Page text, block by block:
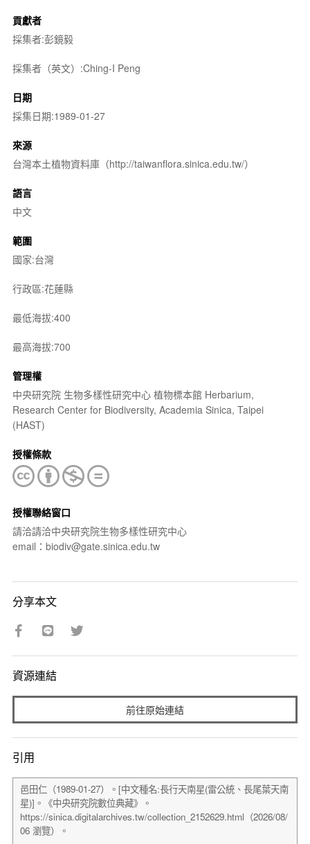
貢獻者
採集者:彭鏡毅
採集者（英文）:Ching-I Peng
日期
採集日期:1989-01-27
來源
台灣本土植物資料庫（http://taiwanflora.sinica.edu.tw/）
語言
中文
範圍
國家:台灣
行政區:花蓮縣
最低海拔:400
最高海拔:700
管理權
中央研究院 生物多樣性研究中心 植物標本館 Herbarium,
Research Center for Biodiversity, Academia Sinica, Taipei
(HAST)
授權條款
授權聯絡窗口
請洽請洽中央研究院生物多樣性研究中心
email：biodiv@gate.sinica.edu.tw
分享本文
資源連結
前往原始連結
引用